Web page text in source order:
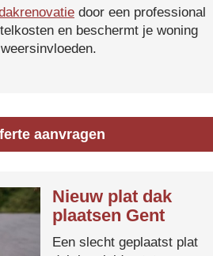
door een professional
en beschermt je woning
aanvragen
Nieuw plat dak
plaatsen Gent
Een slecht geplaatst plat